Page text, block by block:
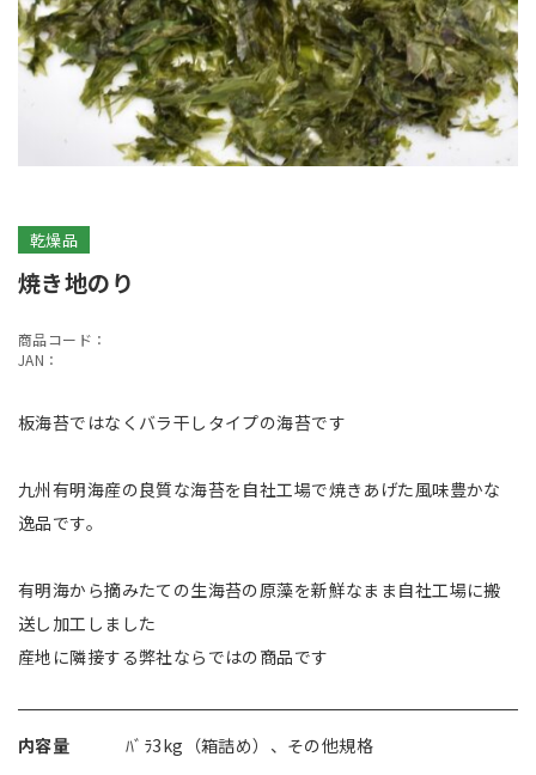
乾燥品
焼き地のり
商品コード：
JAN：
板海苔ではなくバラ干しタイプの海苔です
九州有明海産の良質な海苔を自社工場で焼きあげた風味豊かな
逸品です。
有明海から摘みたての生海苔の原藻を新鮮なまま自社工場に搬
送し加工しました
産地に隣接する弊社ならではの商品です
内容量
ﾊﾞﾗ3kg（箱詰め）、その他規格